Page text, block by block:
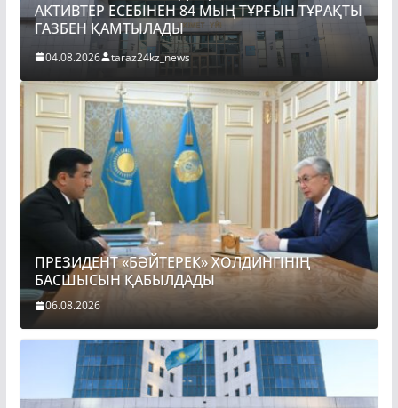
АКТИВТЕР ЕСЕБІНЕН 84 МЫҢ ТҰРҒЫН ТҰРАҚТЫ
ГАЗБЕН ҚАМТЫЛАДЫ
04.08.2026 taraz24kz_news
ПРЕЗИДЕНТ «БӘЙТЕРЕК» ХОЛДИНГІНІҢ
БАСШЫСЫН ҚАБЫЛДАДЫ
06.08.2026